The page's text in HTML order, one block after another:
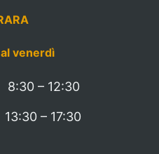
venerdì
8:30 – 12:30
13:30 – 17:30